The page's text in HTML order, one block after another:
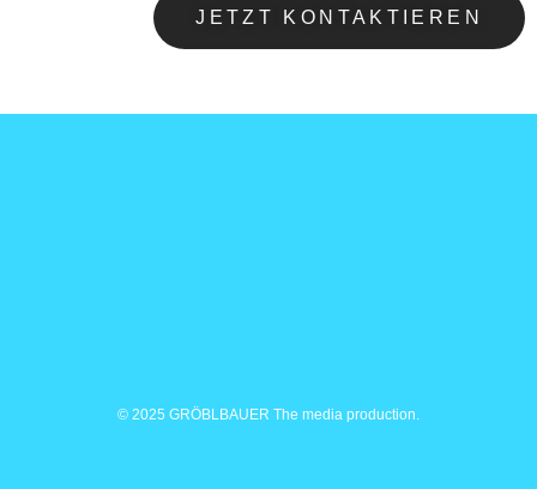
JETZT KONTAKTIEREN
© 2025 GRÖBLBAUER The media production.